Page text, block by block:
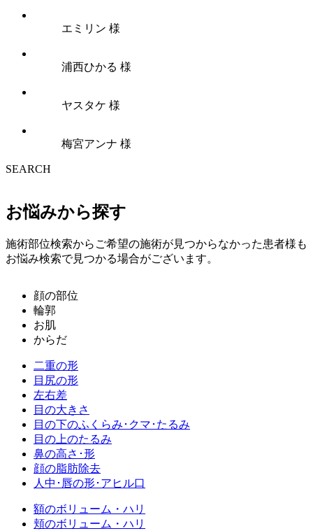
エミリン 様
浦西ひかる 様
ヤスタケ 様
梅宮アンナ 様
SEARCH
お悩みから探す
施術部位検索からご希望の施術が見つからなかった患者様も
お悩み検索で見つかる場合がございます。
顔の部位
輪郭
お肌
からだ
二重の形
目尻の形
左右差
目の大きさ
目の下のふくらみ･クマ･たるみ
目の上のたるみ
鼻の高さ･形
顔の脂肪除去
人中･唇の形･アヒル口
額のボリューム・ハリ
頬のボリューム・ハリ